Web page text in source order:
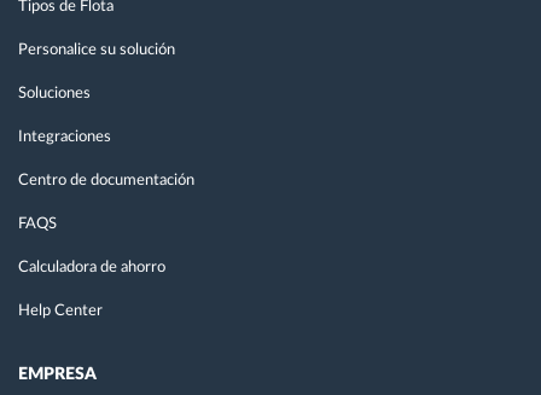
Tipos de Flota
Personalice su solución
Soluciones
Integraciones
Centro de documentación
FAQS
Calculadora de ahorro
Help Center
EMPRESA